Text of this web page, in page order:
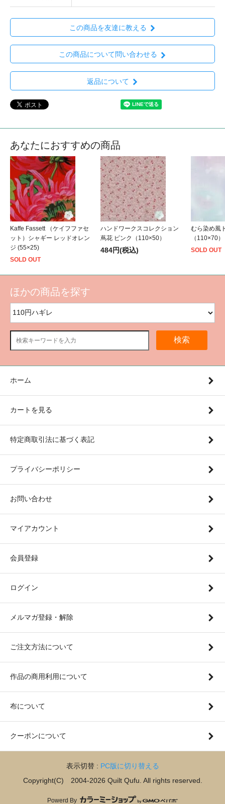
この商品を友達に教える
この商品について問い合わせる
返品について
あなたにおすすめの商品
Kaffe Fassett （ケイフファセ
ット）シャギー レッドオレン
ジ (55×25)
SOLD OUT
ハンドワークスコレクション
蔦花 ピンク（110×50）
484円(税込)
むら染め風
（110×70）
SOLD OUT
ほかの商品を探す
検索
ホーム
カートを見る
特定商取引法に基づく表記
プライバシーポリシー
お問い合わせ
マイアカウント
会員登録
ログイン
メルマガ登録・解除
ご注文方法について
作品の商用利用について
布について
クーポンについて
表示切替 : PC版に切り替える
Copyright(C) 2004-2026 Quilt Qufu. All rights reserved.
Powerd By